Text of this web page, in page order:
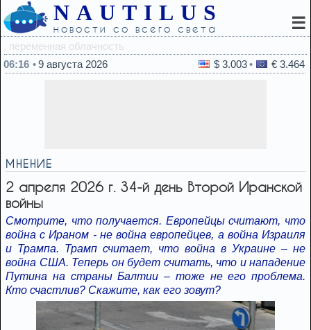
NAUTILUS
новости со всего света ☰
06:16
9 августа 2026 $ 3.003 € 3.464
МНЕНИЕ
2 апреля 2026 г. 34-й день Второй Иранской
войны
Смотрите, что получается. Европейцы считают, что
война с Ираном - не война европейцев, а война Израиля
и Трампа. Трамп считает, что война в Украине – не
война США. Теперь он будет считать, что и нападение
Путина на страны Балтии – тоже не его проблема.
Кто счастлив? Скажите, как его зовут?